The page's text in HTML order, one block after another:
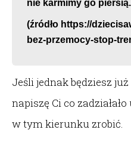
nie karmimy go piersią.
(źródło https://
bez-przemocy-stop-
Jeśli jednak będziesz
napiszę Ci co
w tym kierunku zrobić.